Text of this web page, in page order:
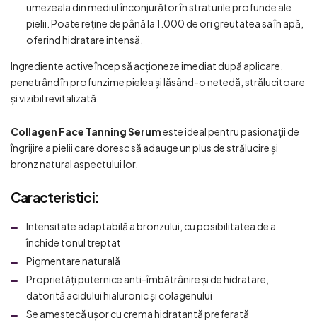
umezeala din mediul înconjurător în straturile profunde ale
pielii. Poate reține de până la 1.000 de ori greutatea sa în apă,
oferind hidratare intensă.
Ingrediente active încep să acționeze imediat după aplicare,
penetrând în profunzime pielea și lăsând-o netedă, strălucitoare
și vizibil revitalizată.
Collagen Face Tanning Serumeste ideal pentru pasionații de
îngrijire a pielii care doresc să adauge un plus de strălucire și
bronz natural aspectului lor.
Caracteristici:
Intensitate adaptabilă a bronzului, cu posibilitatea de a
închide tonul treptat
Pigmentare naturală
Proprietăți puternice anti-îmbătrânire și de hidratare,
datorită acidului hialuronic și colagenului
Se amestecă ușor cu crema hidratantă preferată